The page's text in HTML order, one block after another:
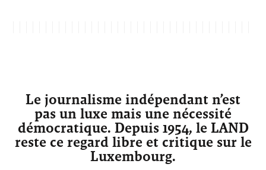
Le journalisme indépendant n’est
pas un luxe mais une nécessité
démocratique. Depuis 1954, le LAND
reste ce regard libre et critique sur le
Luxembourg.